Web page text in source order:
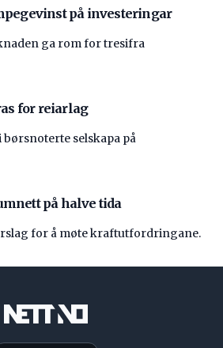
på investeringar
ga rom for tresifra
for reiarlag
selskapa på
på halve tida
for å møte kraftutfordringane.